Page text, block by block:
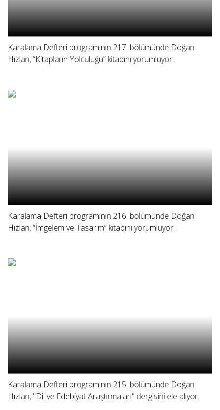
Karalama Defteri programının 217. bölümünde Doğan
Hızlan, “Kitapların Yolculuğu” kitabını yorumluyor.
Karalama Defteri programının 216. bölümünde Doğan
Hızlan, “İmgelem ve Tasarım” kitabını yorumluyor.
Karalama Defteri programının 215. bölümünde Doğan
Hızlan, "Dil ve Edebiyat Araştırmaları" dergisini ele alıyor.